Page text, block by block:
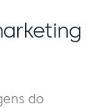
do